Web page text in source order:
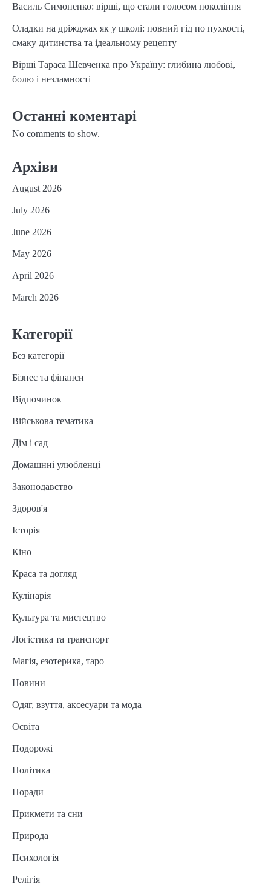
Василь Симоненко: вірші, що стали голосом покоління
Оладки на дріжджах як у школі: повний гід по пухкості,
смаку дитинства та ідеальному рецепту
Вірші Тараса Шевченка про Україну: глибина любові,
болю і незламності
Останні коментарі
No comments to show.
Архіви
August 2026
July 2026
June 2026
May 2026
April 2026
March 2026
Категорії
Без категорії
Бізнес та фінанси
Відпочинок
Військова тематика
Дім і сад
Домашнні улюбленці
Законодавство
Здоров'я
Історія
Кіно
Краса та догляд
Кулінарія
Культура та мистецтво
Логістика та транспорт
Магія, езотерика, таро
Новини
Одяг, взуття, аксесуари та мода
Освіта
Подорожі
Політика
Поради
Прикмети та сни
Природа
Психологія
Релігія